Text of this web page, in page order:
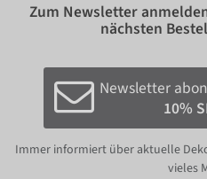
Zum Newsletter
nächsten
Newsletter
10%
Immer informiert über aktuelle
vieles